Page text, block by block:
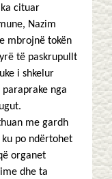
cituar
Nazim
mbrojnë tokën
të paskrupullt
i shkelur
nga
me gardh
po ndërtohet
organet
dhe ta